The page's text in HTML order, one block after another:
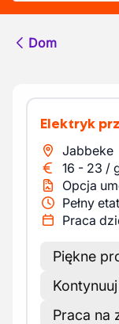
Dom
Elektryk
Jabbeke
16 - 23 /
Opcja
Pełny etat
Praca
Piękne
Praca na